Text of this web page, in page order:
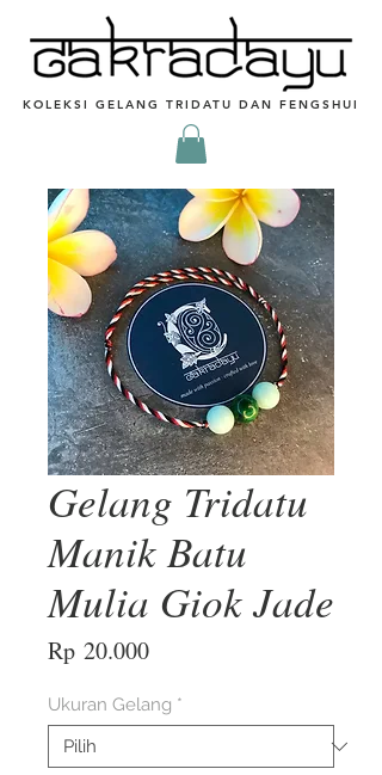
KOLEKSI GELANG TRIDATU DAN FENGSHUI
Gelang Tridatu
Manik Batu
Mulia Giok Jade
Rp 20.000Harga
Ukuran Gelang *